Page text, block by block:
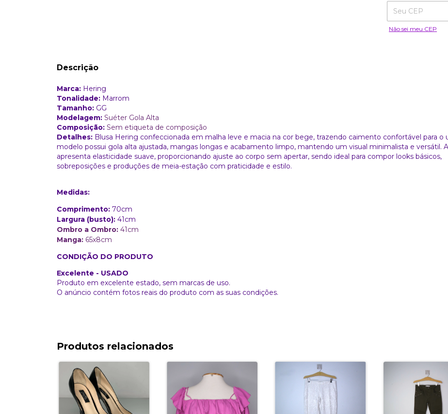
Não sei meu CEP
Descrição
Marca: Hering
Tonalidade: Marrom
Tamanho: GG
Modelagem: Suéter Gola Alta
Composição: Sem etiqueta de composição
Detalhes: Blusa Hering confeccionada em malha leve e macia na cor bege, trazendo caimento confortável para o
modelo possui gola alta ajustada, mangas longas e acabamento limpo, mantendo um visual minimalista e versátil.
apresenta elasticidade suave, proporcionando ajuste ao corpo sem apertar, sendo ideal para compor looks básicos,
sobreposições e produções de meia-estação com praticidade e estilo.
Medidas:
Comprimento: 70cm
Largura (busto): 41cm
Ombro a Ombro: 41cm
Manga: 65x8cm
CONDIÇÃO DO PRODUTO
Excelente - USADO
Produto em excelente estado, sem marcas de uso.
O anúncio contém fotos reais do produto com as suas condições.
Produtos relacionados